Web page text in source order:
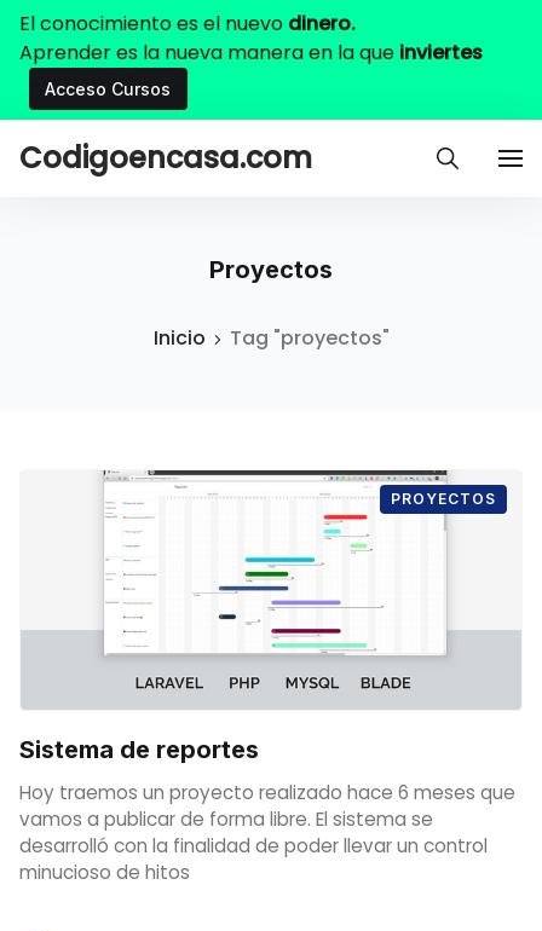
El conocimiento es el nuevo dinero.
Aprender es la nueva manera en la que inviertes
Acceso Cursos
Codigoencasa.com
Proyectos
Inicio Tag "proyectos"
PROYECTOS
Sistema de reportes
Hoy traemos un proyecto realizado hace 6 meses que
vamos a publicar de forma libre. El sistema se
desarrolló con la finalidad de poder llevar un control
minucioso de hitos